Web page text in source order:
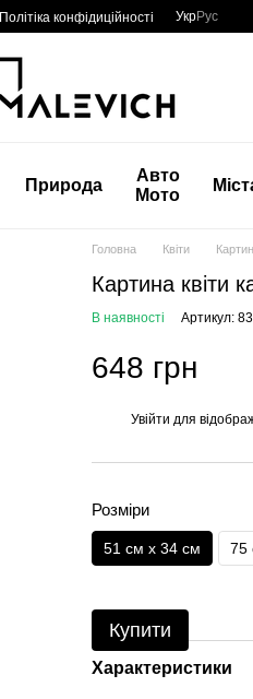
Політіка конфідиційності УкрРус
Природа
Авто
Мото
Головна Квіти
Картина квіти
В наявності Артикул:
648 грн
Увійти для
Розміри
51 см x 34 см 75
Купити
Характеристики